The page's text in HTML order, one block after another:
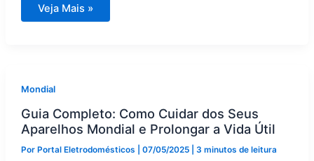
5
Problemas
Resolver
Rápido
Veja Mais »
Mondial
Guia Completo: Como Cuidar dos Seus
Aparelhos Mondial e Prolongar a Vida Útil
Por Portal Eletrodomésticos 07/05/2025 3 minutos de leitura